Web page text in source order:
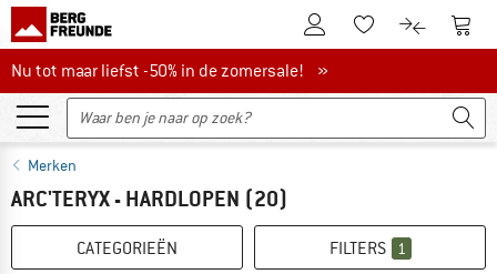
De klantenaccount
Naar deNaar de
Nu tot maar liefst -50% in de zomersale!
Nu tot maar liefst -50% in de zomersale! »
Merken
ARC'TERYX - HARDLOPEN (20)
CATEGORIEËN FILTERS 1